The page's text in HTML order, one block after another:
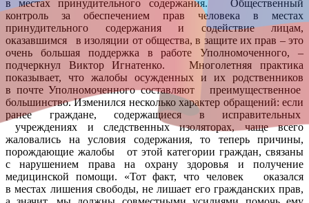
в местах принудительного содержания. Общественный
контроль за обеспечением прав человека в местах
принудительного содержания и содействие лицам,
оказавшимся в изоляции от общества, в защите их прав – это
очень большая поддержка в работе Уполномоченного, –
подчеркнул Виктор Игнатенко. Многолетняя практика
показывает, что жалобы осужденных и их родственников
в почте Уполномоченного составляют преимущественное
большинство. Изменился несколько характер обращений: если
ранее граждане, содержащиеся в исправительных
учреждениях и следственных изоляторах, чаще всего
жаловались на условия содержания, то теперь причины,
порождающие жалобы от этой категории граждан, связаны
с нарушением права на охрану здоровья и получение
медицинской помощи. «Тот факт, что человек оказался
в местах лишения свободы, не лишает его гражданских прав,